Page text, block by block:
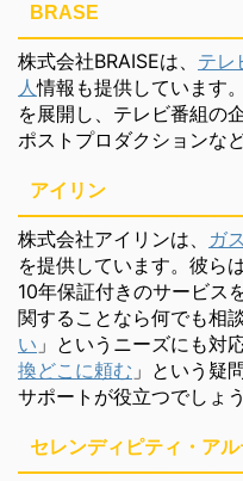
BRASE
株式会社BRAISEは、 テレ
人情報も提供しています
を展開し、テレビ番組の
ポストプロダクションな
アイリン
株式会社アイリンは、 ガ
を提供しています。彼ら
10年保証付きのサービス
関することなら何でも相
い 」というニーズにも対
換どこに頼む 」という疑
サポートが役立つでしょう
セレンディピティ・ア